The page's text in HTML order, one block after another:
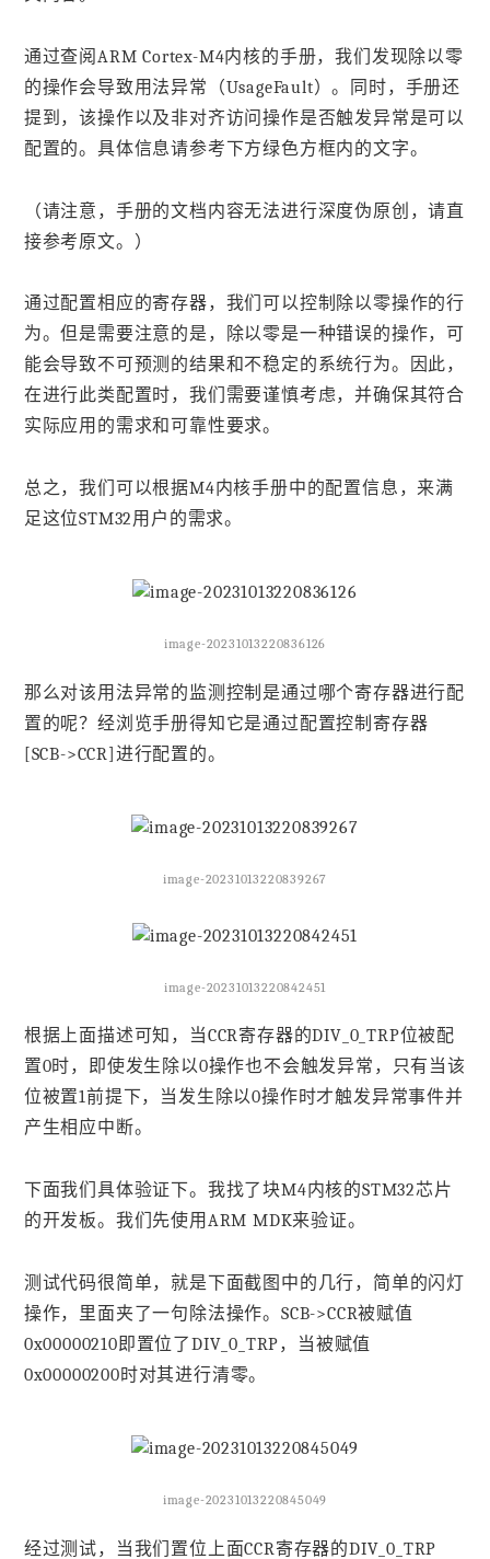
通过查阅ARM Cortex-M4内核的手册，我们发现除以零
的操作会导致用法异常（UsageFault）。同时，手册还
提到，该操作以及非对齐访问操作是否触发异常是可以
配置的。具体信息请参考下方绿色方框内的文字。
（请注意，手册的文档内容无法进行深度伪原创，请直
接参考原文。）
通过配置相应的寄存器，我们可以控制除以零操作的行
为。但是需要注意的是，除以零是一种错误的操作，可
能会导致不可预测的结果和不稳定的系统行为。因此，
在进行此类配置时，我们需要谨慎考虑，并确保其符合
实际应用的需求和可靠性要求。
总之，我们可以根据M4内核手册中的配置信息，来满
足这位STM32用户的需求。
image-20231013220836126
那么对该用法异常的监测控制是通过哪个寄存器进行配
置的呢？经浏览手册得知它是通过配置控制寄存器
[SCB->CCR]进行配置的。
image-20231013220839267
image-20231013220842451
根据上面描述可知，当CCR寄存器的DIV_0_TRP位被配
置0时，即使发生除以0操作也不会触发异常，只有当该
位被置1前提下，当发生除以0操作时才触发异常事件并
产生相应中断。
下面我们具体验证下。我找了块M4内核的STM32芯片
的开发板。我们先使用ARM MDK来验证。
测试代码很简单，就是下面截图中的几行，简单的闪灯
操作，里面夹了一句除法操作。SCB->CCR被赋值
0x00000210即置位了DIV_0_TRP，当被赋值
0x00000200时对其进行清零。
image-20231013220845049
经过测试，当我们置位上面CCR寄存器的DIV_0_TRP